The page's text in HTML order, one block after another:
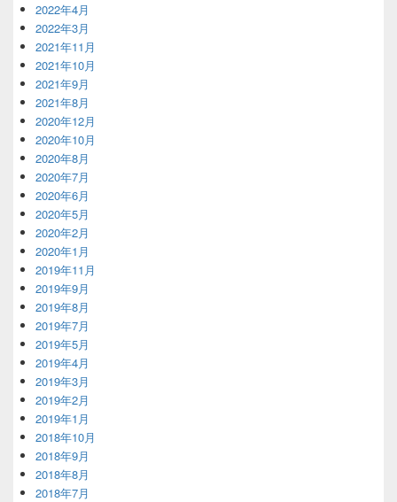
2022年4月
2022年3月
2021年11月
2021年10月
2021年9月
2021年8月
2020年12月
2020年10月
2020年8月
2020年7月
2020年6月
2020年5月
2020年2月
2020年1月
2019年11月
2019年9月
2019年8月
2019年7月
2019年5月
2019年4月
2019年3月
2019年2月
2019年1月
2018年10月
2018年9月
2018年8月
2018年7月